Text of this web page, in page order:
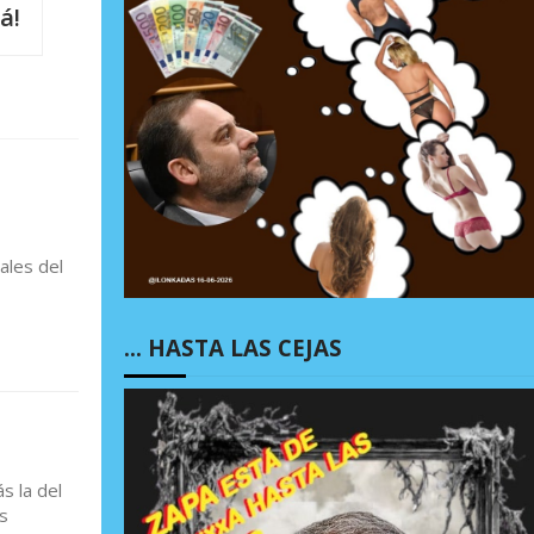
del
la del
… HASTA LAS CEJAS